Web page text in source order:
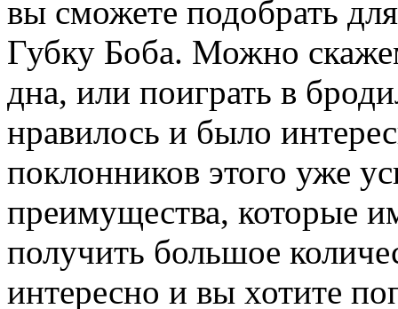
вы сможете подобрать
Губку Боба. Можно
дна, или поиграть в
нравилось и было
поклонников этого уже
преимущества, которые
получить большое
интересно и вы хотите